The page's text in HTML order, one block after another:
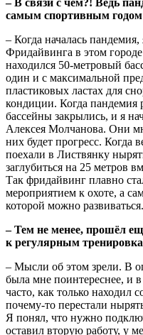
самым спортивным годом
– Когда началась
Фридайвинга в этом
находился 50-метровый
один и с максимальной
пластиковых ластах для
кондиции. Когда пандемия
бассейны закрылись, и я
Алексея Молчанова. Они
них будет прогресс. Когда
поехали в Листвянку
заглубиться на 25 метров
Так фридайвинг плавно
мероприятием к охоте, а
которой можно развиваться.
– Тем не менее, прошёл
к регулярным
– Мысли об этом зрели. В
была мне поинтереснее, и
часто, как только
почему-то перестали
Я понял, что нужно
оставил вторую работу, у